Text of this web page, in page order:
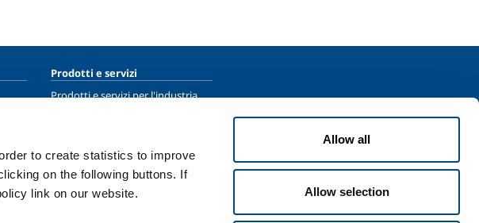
to create statistics to improve
on the following buttons. If
link on our website.
Allow all
Allow selection
Prodotti e servizi
Prodotti e servizi per l'industria